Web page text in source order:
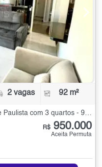
2 vagas 92 m²
R$ 950.000
Aceita Permuta